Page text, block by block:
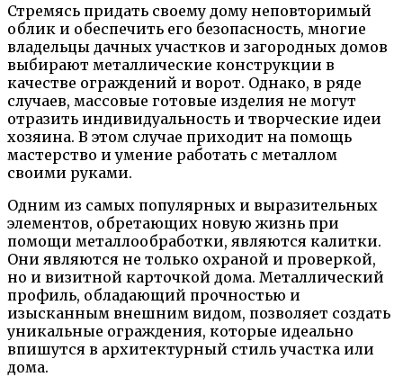
Стремясь придать своему дому неповторимый
облик и обеспечить его безопасность, многие
владельцы дачных участков и загородных домов
выбирают металлические конструкции в
качестве ограждений и ворот. Однако, в ряде
случаев, массовые готовые изделия не могут
отразить индивидуальность и творческие идеи
хозяина. В этом случае приходит на помощь
мастерство и умение работать с металлом
своими руками.
Одним из самых популярных и выразительных
элементов, обретающих новую жизнь при
помощи металлообработки, являются калитки.
Они являются не только охраной и проверкой,
но и визитной карточкой дома. Металлический
профиль, обладающий прочностью и
изысканным внешним видом, позволяет создать
уникальные ограждения, которые идеально
впишутся в архитектурный стиль участка или
дома.